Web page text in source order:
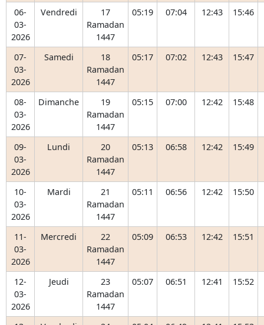
06-
03-
2026
Vendredi
17
Ramadan
1447
05:19 07:04 12:43 15:46
07-
03-
2026
Samedi
18
Ramadan
1447
05:17 07:02 12:43 15:47
08-
03-
2026
Dimanche
19
Ramadan
1447
05:15 07:00 12:42 15:48
09-
03-
2026
Lundi
20
Ramadan
1447
05:13 06:58 12:42 15:49
10-
03-
2026
Mardi
21
Ramadan
1447
05:11 06:56 12:42 15:50
11-
03-
2026
Mercredi
22
Ramadan
1447
05:09 06:53 12:42 15:51
12-
03-
2026
Jeudi
23
Ramadan
1447
05:07 06:51 12:41 15:52